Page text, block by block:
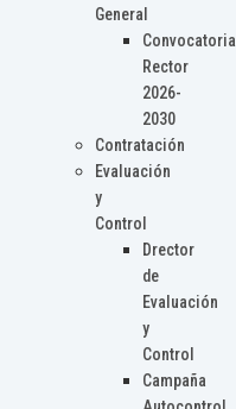
General
Convocatoria
Rector
2026-
2030
Contratación
Evaluación
y
Control
Drector
de
Evaluación
y
Control
Campaña